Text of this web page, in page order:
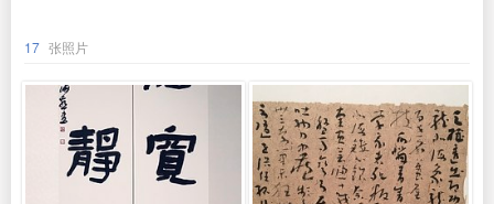
17 张照片